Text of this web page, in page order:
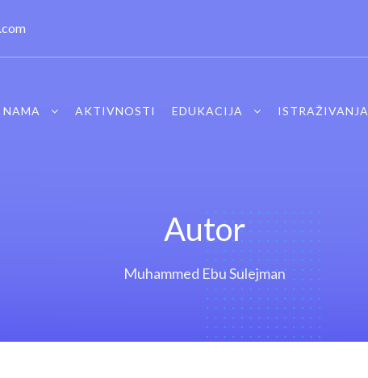
NAMA AKTIVNOSTI EDUKACIJA ISTRAŽIVANJA
Autor
Muhammed Ebu Sulejman